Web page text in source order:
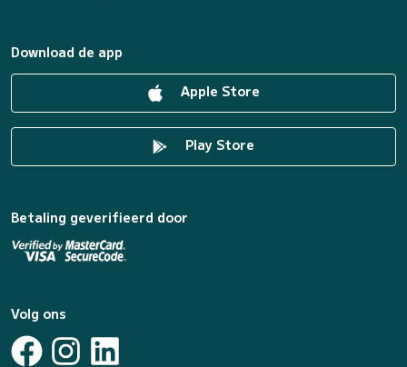
Download de app
Apple Store
Play Store
Betaling geverifieerd door
Volg ons